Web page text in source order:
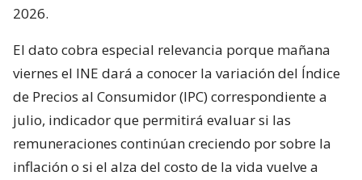
2026.
El dato cobra especial relevancia porque mañana
viernes el INE dará a conocer la variación del Índice
de Precios al Consumidor (IPC) correspondiente a
julio, indicador que permitirá evaluar si las
remuneraciones continúan creciendo por sobre la
inflación o si el alza del costo de la vida vuelve a